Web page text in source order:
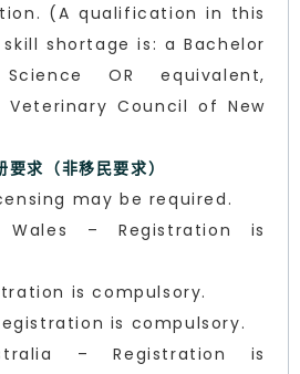
(A qualification in this
shortage is: a Bachelor
OR equivalent,
Council of New
求（非移民要求）
may be required.
– Registration is
is compulsory.
is compulsory.
– Registration is